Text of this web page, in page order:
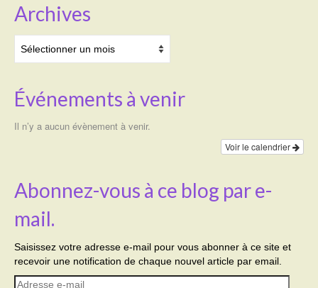
Archives
Événements à venir
Il n’y a aucun évènement à venir.
Voir le calendrier
Abonnez-vous à ce blog par e-
mail.
Saisissez votre adresse e-mail pour vous abonner à ce site et
recevoir une notification de chaque nouvel article par email.
Adresse